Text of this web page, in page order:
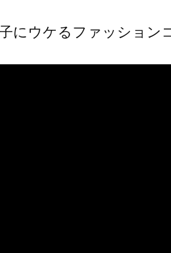
にウケるファッション